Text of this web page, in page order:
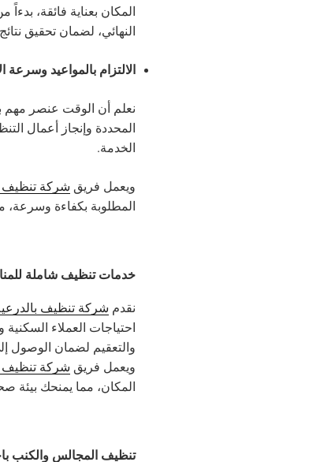
المكان بعناية فائقة، بدءاً
النهائي، لضمان تحقيق
الالتزام بالمواعيد وسرعة
نعلم أن الوقت عنصر مهم
المحددة وإنجاز أعمال
الخدمة.
ويعمل فريق شركة تنظيف
المطلوبة بكفاءة وسرعة،
خدمات تنظيف شاملة
نقدم شركة تنظيف
احتياجات العملاء
والتعقيم لضمان الوصول
ويعمل فريق شركة تنظيف
المكان، مما يمنحك بيئة
تنظيف المجالس والكنب